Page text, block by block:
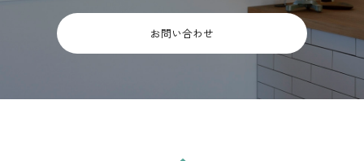
お問い合わせ